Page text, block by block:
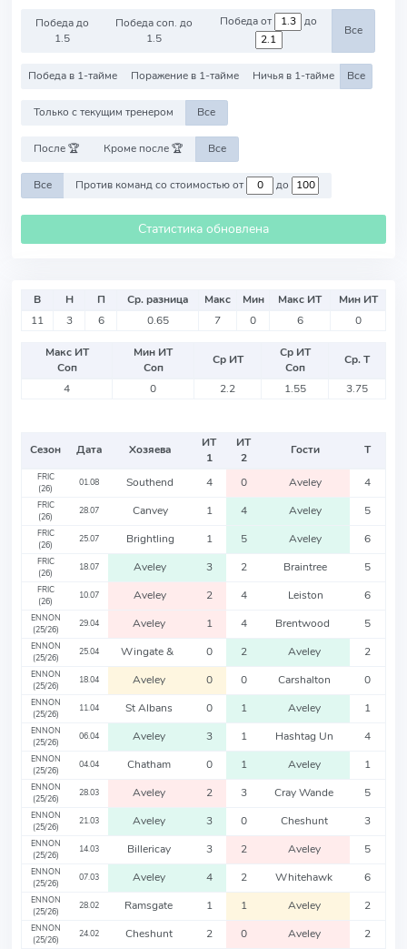
Победа до
1.5
Победа соп. до
1.5
Победа от до
Все
Победа в 1-тайме Поражение в 1-тайме Ничья в 1-тайме Все
Только с текущим тренером Все
После 🏆 Кроме после 🏆 Все
Все Против команд со стоимостью от до
Статистика обновлена
В Н П Ср. разница Макс Мин Макс ИТ
Мин ИТ
11
3 6 0.65 7 0 6 0
Макс ИТ
Соп
Мин ИТ
Соп
Ср ИТ
Ср ИТ
Соп
Ср. Т
4
0 2.2 1.55 3.75
Сезон Дата Хозяева
ИТ
1
ИТ
2
Гости Т
FRIC
(26)
01.08 Southend 4 0 Aveley 4
FRIC
(26)
28.07 Canvey 1 4 Aveley 5
FRIC
(26)
25.07 Brightling 1 5 Aveley 6
FRIC
(26)
18.07 Aveley 3 2 Braintree 5
FRIC
(26)
10.07 Aveley 2 4 Leiston 6
ENNON
(25/26)
29.04 Aveley 1 4 Brentwood 5
ENNON
(25/26)
25.04 Wingate & 0 2 Aveley 2
ENNON
(25/26)
18.04 Aveley 0 0 Carshalton 0
ENNON
(25/26)
11.04 St Albans 0 1 Aveley 1
ENNON
(25/26)
06.04 Aveley 3 1 Hashtag Un 4
ENNON
(25/26)
04.04 Chatham 0 1 Aveley 1
ENNON
(25/26)
28.03 Aveley 2 3 Cray Wande 5
ENNON
(25/26)
21.03 Aveley 3 0 Cheshunt 3
ENNON
(25/26)
14.03 Billericay 3 2 Aveley 5
ENNON
(25/26)
07.03 Aveley 4 2 Whitehawk 6
ENNON
(25/26)
28.02 Ramsgate 1 1 Aveley 2
ENNON
(25/26)
24.02 Cheshunt 2 0 Aveley 2